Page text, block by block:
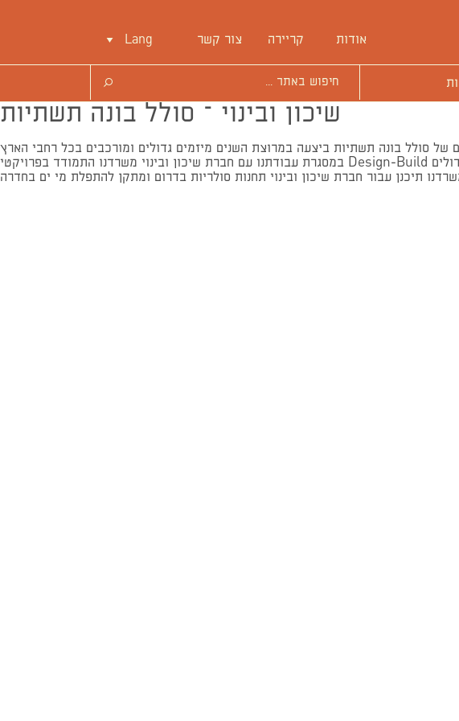
Lang צור קשר קריירה אודות
שיכון ובינוי – סולל בונה תשתיות